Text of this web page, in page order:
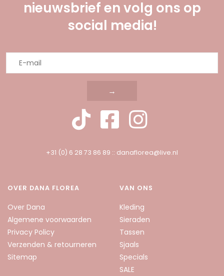
nieuwsbrief en volg ons op
social media!
→
+31 (0) 6 28 73 86 89 :: danaflorea@live.nl
OVER DANA FLOREA
Over Dana
Algemene voorwaarden
Privacy Policy
Verzenden & retourneren
Sitemap
VAN ONS
Kleding
Sieraden
Tassen
Sjaals
Specials
SALE